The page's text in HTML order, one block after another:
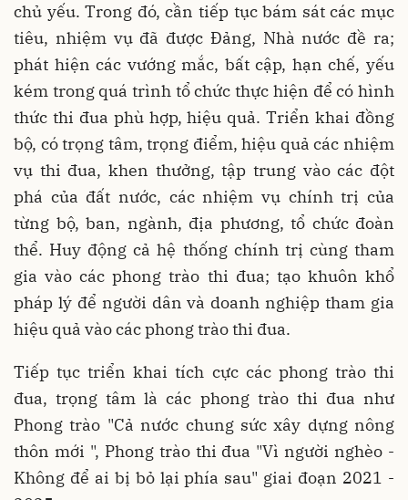
chủ yếu. Trong đó, cần tiếp tục bám sát các mục
tiêu, nhiệm vụ đã được Đảng, Nhà nước đề ra;
phát hiện các vướng mắc, bất cập, hạn chế, yếu
kém trong quá trình tổ chức thực hiện để có hình
thức thi đua phù hợp, hiệu quả. Triển khai đồng
bộ, có trọng tâm, trọng điểm, hiệu quả các nhiệm
vụ thi đua, khen thưởng, tập trung vào các đột
phá của đất nước, các nhiệm vụ chính trị của
từng bộ, ban, ngành, địa phương, tổ chức đoàn
thể. Huy động cả hệ thống chính trị cùng tham
gia vào các phong trào thi đua; tạo khuôn khổ
pháp lý để người dân và doanh nghiệp tham gia
hiệu quả vào các phong trào thi đua.
Tiếp tục triển khai tích cực các phong trào thi
đua, trọng tâm là các phong trào thi đua như
Phong trào "Cả nước chung sức xây dựng nông
thôn mới ", Phong trào thi đua "Vì người nghèo -
Không để ai bị bỏ lại phía sau" giai đoạn 2021 -